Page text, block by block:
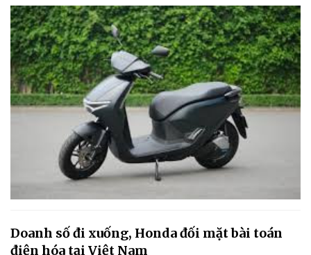
Doanh số đi xuống, Honda đối mặt bài toán
điện hóa tại Việt Nam